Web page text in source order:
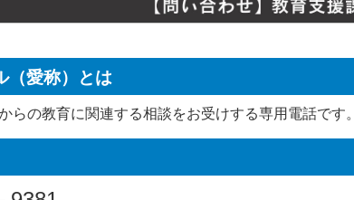
（愛称）とは
らの教育に関連する相談をお受けする専用電話です。